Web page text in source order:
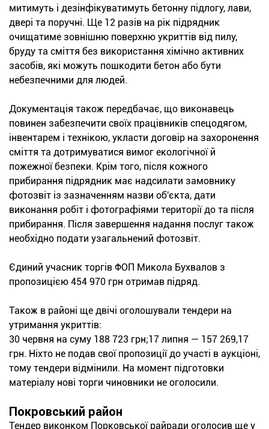
митимуть і дезінфікуватимуть бетонну підлогу, лави,
двері та поручні. Ще 12 разів на рік підрядник
очищатиме зовнішню поверхню укриттів від пилу,
бруду та сміття без використання хімічно активних
засобів, які можуть пошкодити бетон або бути
небезпечними для людей.
Документація також передбачає, що виконавець
повинен забезпечити своїх працівників спецодягом,
інвентарем і технікою, укласти договір на захоронення
сміття та дотримуватися вимог екологічної й
пожежної безпеки. Крім того, після кожного
прибирання підрядник має надсилати замовнику
фотозвіт із зазначенням назви об'єкта, дати
виконання робіт і фотографіями території до та після
прибирання. Після завершення надання послуг також
необхідно подати узагальнений фотозвіт.
Єдиний учасник торгів ФОП Микола Бухвалов з
пропозицією 454 970 грн отримав підряд.
Також в районі ще двічі оголошували тендери на
утримання укриттів:
30 червня на суму 188 723 грн;17 липня — 157 269,17
грн. Ніхто не подав свої пропозиції до участі в аукціоні,
тому тендери відмінили. На момент підготовки
матеріалу нові торги чиновники не оголосили.
Покровський район
Тендер виконком Порковської райради оголосив ще у